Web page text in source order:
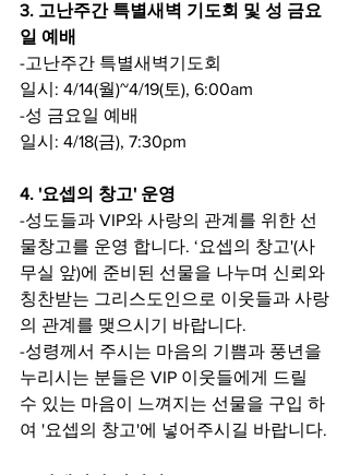
3. 고난주간 특별새벽 기도회 및 성 금요
일 예배
-고난주간 특별새벽기도회
일시: 4/14(월)~4/19(토), 6:00am
-성 금요일 예배
일시: 4/18(금), 7:30pm
4. '요셉의 창고' 운영
-성도들과 VIP와 사랑의 관계를 위한 선
물창고를 운영 합니다. ‘요셉의 창고'(사
무실 앞)에 준비된 선물을 나누며 신뢰와
칭찬받는 그리스도인으로 이웃들과 사랑
의 관계를 맺으시기 바랍니다.
-성령께서 주시는 마음의 기쁨과 풍년을
누리시는 분들은 VIP 이웃들에게 드릴
수 있는 마음이 느껴지는 선물을 구입 하
여 '요셉의 창고'에 넣어주시길 바랍니다.